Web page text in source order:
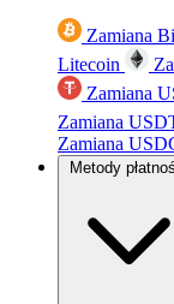
Zamiana
Litecoin
Zamiana
Zamiana
Zamiana
Metody